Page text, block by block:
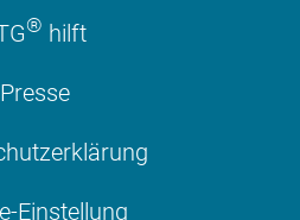
® hilft
Presse
Einstellung